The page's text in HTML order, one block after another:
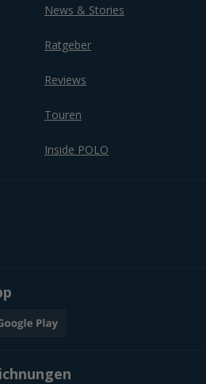
News & Stories
Ratgeber
Reviews
Touren
Inside POLO